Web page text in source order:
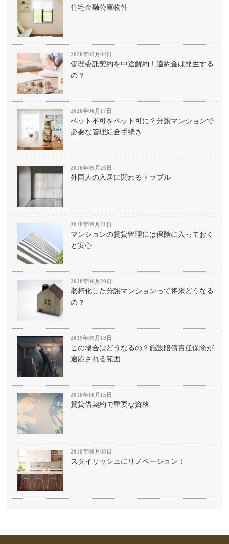
住宅金融公庫物件
2020年03月04日
管理委託契約を中途解約！違約金は発生する
の？
2020年06月17日
ペット不可をペット可に？分譲マンションで
必要な管理組合手続き
2018年09月26日
外国人の入居に関わるトラブル
2018年09月21日
マンションの賃貸管理には保険に入っておく
と安心
2020年06月29日
老朽化した分譲マンションって将来どうなる
の？
2019年09月18日
この場合はどうなるの？施設賠償責任保険が
適応される範囲
2018年10月15日
賃貸借契約で重要な資格
2018年08月03日
スタイリッシュにリノベーション！